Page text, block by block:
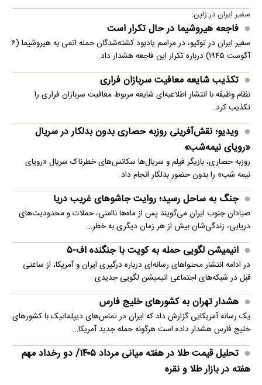
سفیر ایران در ژاپن:
فاجعه هیروشیما در حال تکرار است
سفیر ایران در توکیو، در مراسم یادبود کشته‌شدگان حمله اتمی به هیروشیما (۶
آگوست ۱۹۴۵) درباره تکرار این فاجعه هشدار داد.
تکذیب شایعه معافیت سربازان فراری
نظام وظیفه با انتشار اطلاعیه‌ای شایعه مربوط معافیت سربازان فراری را
تکذیب کرد.
ویدیو؛ نقش‌آفرینی روزبه حصاری بدون بدلکار در سریال
«رویای نیمه‌شب»
روزبه حصاری، بازیگر فیلم و سریال‌ها سکانس‌های خطرناک سریال «رویای
نیمه شب» را بدون حضور بدلکار انجام داد.
جنگ به ساحل رسید؛ روایت جاشوهای غریب دریا
صیادان جنوب ایران می‌گویند پس از ماه‌ها ناامنی، حملات و محدودیت‌های
دریایی، زندگی‌شان بیش از هر زمان دیگری به خطر…
انیمیشن لگویی حمله به کویت با جنگنده اف-۵
در ادامه انتشار محتواهای رسانه‌ای درباره درگیری ایران و آمریکا، از ساعتی
قبل در شبکه‌های اجتماعی انیمیشن لگویی جدیدی…
هشدار تهران به کشورهای خلیج فارس
یک رسانه آمریکایی گزارش داد که ایران در تماس‌های دیپلماتیک با کشورهای
خلیج فارس هشدار داده است هرگونه حمله جدید آمریکا…
تحلیل قیمت طلا در هفته میانی مرداد ۱۴۰۵/ دو رخداد مهم
هفته در بازار طلا و نقره